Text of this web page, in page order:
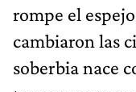
rompe el
cambiaron las
soberbia nace